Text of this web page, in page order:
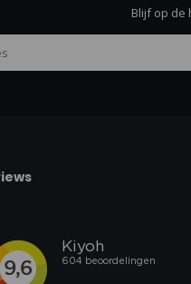
Blijf op de